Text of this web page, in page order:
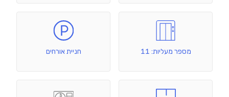
מספר מעליות: 11 חניית אורחים